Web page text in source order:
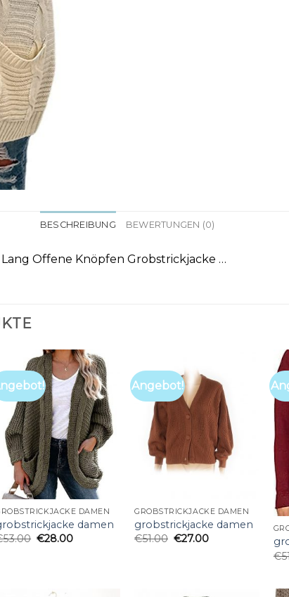
BESCHREIBUNG BEWERTUNGEN (0)
Offene Knöpfen Grobstrickjacke …
DAMEN
damen
53.00 €28.00
Angebot!
GROBSTRICKJACKE DAMEN
grobstrickjacke damen
€51.00 €27.00
€